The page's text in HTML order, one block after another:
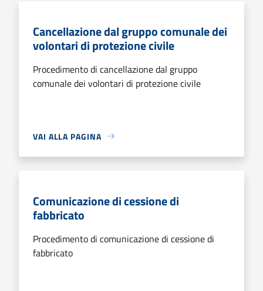
Cancellazione dal gruppo comunale dei
volontari di protezione civile
Procedimento di cancellazione dal gruppo
comunale dei volontari di protezione civile
VAI ALLA PAGINA
Comunicazione di cessione di
fabbricato
Procedimento di comunicazione di cessione di
fabbricato